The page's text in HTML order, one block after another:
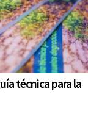
técnica para la